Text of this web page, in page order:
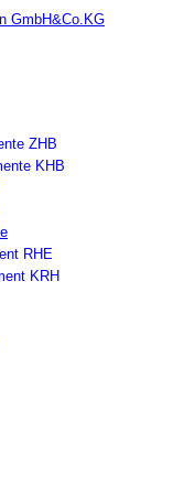
ZHB
KHB
RHE
KRH